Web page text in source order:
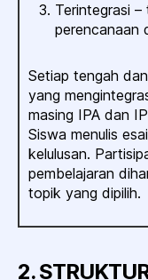
Terintegrasi
perencanaan
Setiap tengah
yang
masing IPA dan
Siswa menulis
kelulusan.
pembelajaran
topik yang dipilih.
2.